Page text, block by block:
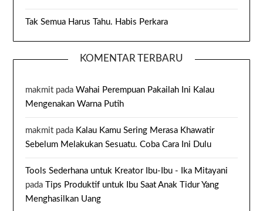
Tak Semua Harus Tahu. Habis Perkara
KOMENTAR TERBARU
makmit padaWahai Perempuan Pakailah Ini Kalau
Mengenakan Warna Putih
makmit pada Kalau Kamu Sering Merasa Khawatir
Sebelum Melakukan Sesuatu. Coba Cara Ini Dulu
Tools Sederhana untuk Kreator Ibu-Ibu - Ika Mitayani
pada
Tips Produktif untuk Ibu Saat Anak Tidur Yang
Menghasilkan Uang